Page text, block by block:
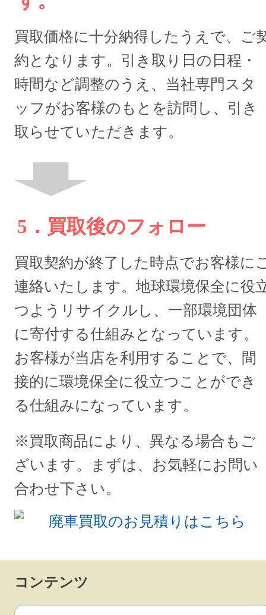
買取価格に十分納得したうえで、ご
約となります。引き取り日の日程・
時間など調整のうえ、当社専門スタ
ッフがお客様のもとを訪問し、引き
取らせていただきます。
5．買取後のフォロー
買取契約が終了した時点でお客様に
連絡いたします。地球環境保全に役
つようリサイクルし、一部環境団体
に寄付する仕組みとなっています。
お客様が当店を利用することで、間
接的に環境保全に役立つことができ
る仕組みになっています。
※買取商品により、異なる場合もご
ざいます。まずは、お気軽にお問い
合わせ下さい。
コンテンツ